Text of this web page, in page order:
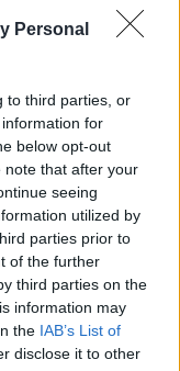
Personal
to third parties, or
for
below opt-out
note that after your
seeing
utilized by
parties prior to
of the further
third parties on the
information may
the IAB’s List of
disclose it to other
σε βοήθεια
ότι ήταν
επιδημίας.
μάς αφορά
Κάμπα.
δήλωσε στο
οργανισμού
και η